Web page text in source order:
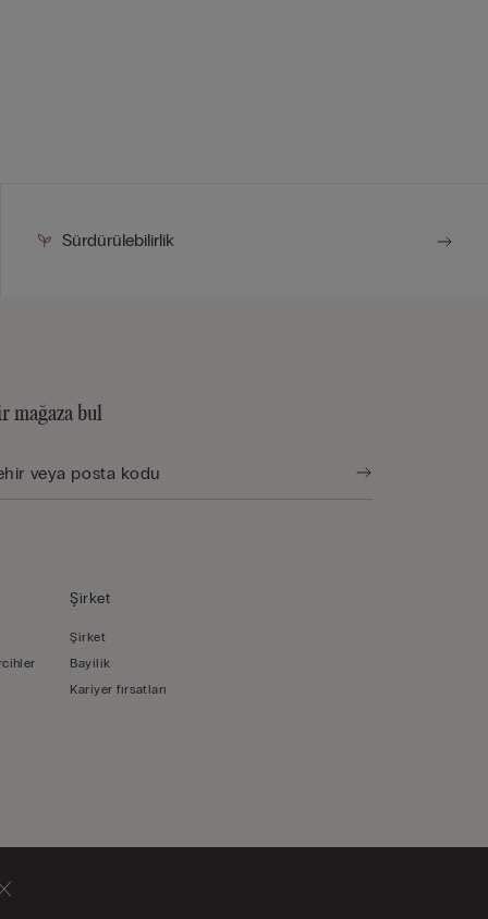
Sürdürülebilirlik
mağaza bul
Şi̇rket
Şi̇rket
Bayilik
Kariyer fırsatları